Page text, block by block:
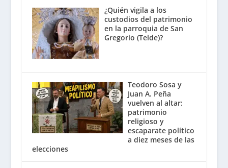
¿Quién vigila a los
custodios del patrimonio
en la parroquia de San
Gregorio (Telde)?
Teodoro Sosa y
Juan A. Peña
vuelven al altar:
patrimonio
religioso y
escaparate político
a diez meses de las
elecciones